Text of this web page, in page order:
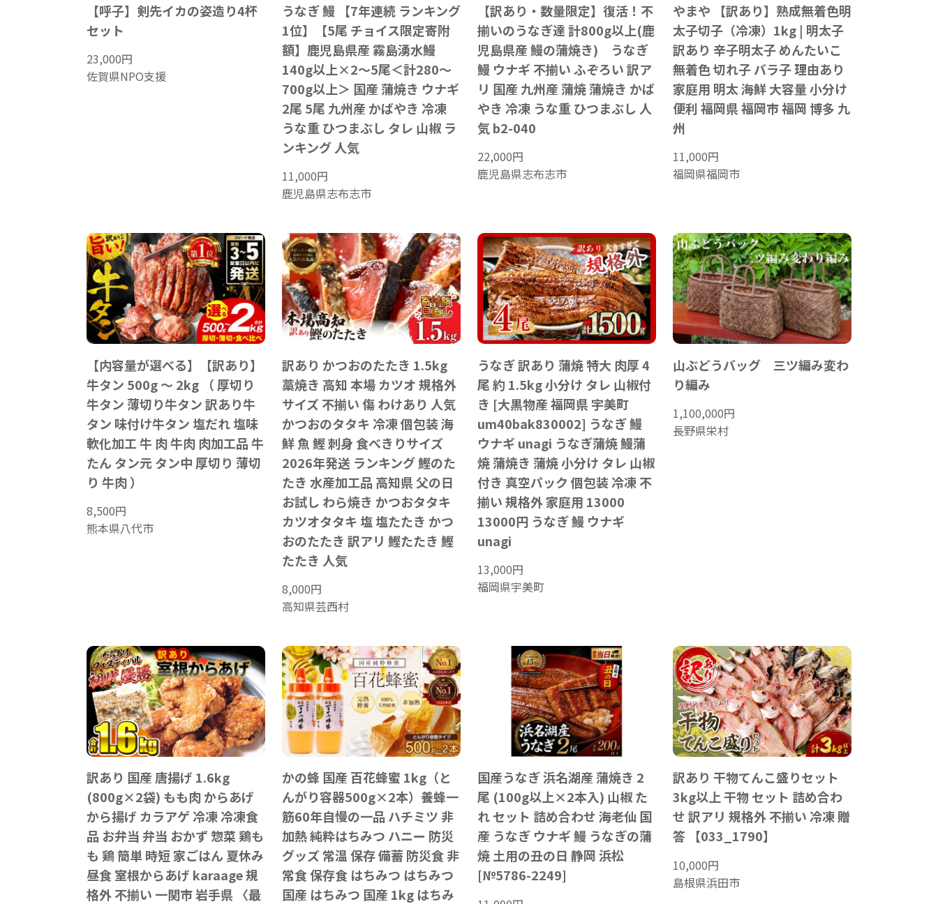
【呼子】剣先イカの姿造り4杯
セット
23,000円
佐賀県NPO支援
うなぎ 鰻 【7年連続 ランキング
1位】【5尾 チョイス限定寄附
額】鹿児島県産 霧島湧水鰻
140g以上×2～5尾＜計280～
700g以上＞ 国産 蒲焼き ウナギ
2尾 5尾 九州産 かばやき 冷凍
うな重 ひつまぶし タレ 山椒 ラ
ンキング 人気
11,000円
鹿児島県志布志市
【訳あり・数量限定】復活！不
揃いのうなぎ達 計800g以上(鹿
児島県産 鰻の蒲焼き) うなぎ
鰻 ウナギ 不揃い ふぞろい 訳ア
リ 国産 九州産 蒲焼 蒲焼き かば
やき 冷凍 うな重 ひつまぶし 人
気 b2-040
22,000円
鹿児島県志布志市
やまや 【訳あり】熟成無着色明
太子切子（冷凍）1kg | 明太子
訳あり 辛子明太子 めんたいこ
無着色 切れ子 バラ子 理由あり
家庭用 明太 海鮮 大容量 小分け
便利 福岡県 福岡市 福岡 博多 九
州
11,000円
福岡県福岡市
【内容量が選べる】【訳あり】
牛タン 500g ～ 2kg （ 厚切り
牛タン 薄切り牛タン 訳あり牛
タン 味付け牛タン 塩だれ 塩味
軟化加工 牛 肉 牛肉 肉加工品 牛
たん タン元 タン中 厚切り 薄切
り 牛肉 ）
8,500円
熊本県八代市
訳あり かつおのたたき 1.5kg
藁焼き 高知 本場 カツオ 規格外
サイズ 不揃い 傷 わけあり 人気
かつおのタタキ 冷凍 個包装 海
鮮 魚 鰹 刺身 食べきりサイズ
2026年発送 ランキング 鰹のた
たき 水産加工品 高知県 父の日
お試し わら焼き かつおタタキ
カツオタタキ 塩 塩たたき かつ
おのたたき 訳アリ 鰹たたき 鰹
たたき 人気
8,000円
高知県芸西村
うなぎ 訳あり 蒲焼 特大 肉厚 4
尾 約 1.5kg 小分け タレ 山椒付
き [大黒物産 福岡県 宇美町
um40bak830002] うなぎ 鰻
ウナギ unagi うなぎ蒲焼 鰻蒲
焼 蒲焼き 蒲焼 小分け タレ 山椒
付き 真空パック 個包装 冷凍 不
揃い 規格外 家庭用 13000
13000円 うなぎ 鰻 ウナギ
unagi
13,000円
福岡県宇美町
山ぶどうバッグ 三ツ編み変わ
り編み
1,100,000円
長野県栄村
訳あり 国産 唐揚げ 1.6kg
(800g×2袋) もも肉 からあげ
から揚げ カラアゲ 冷凍 冷凍食
品 お弁当 弁当 おかず 惣菜 鶏も
も 鶏 簡単 時短 家ごはん 夏休み
昼食 室根からあげ karaage 規
格外 不揃い 一関市 岩手県 〈最
かの蜂 国産 百花蜂蜜 1kg（と
んがり容器500g×2本）養蜂一
筋60年自慢の一品 ハチミツ 非
加熱 純粋はちみつ ハニー 防災
グッズ 常温 保存 備蓄 防災食 非
常食 保存食 はちみつ はちみつ
国産 はちみつ 国産 1kg はちみ
国産うなぎ 浜名湖産 蒲焼き 2
尾 (100g以上×2本入) 山椒 た
れ セット 詰め合わせ 海老仙 国
産 うなぎ ウナギ 鰻 うなぎの蒲
焼 土用の丑の日 静岡 浜松
[№5786-2249]
訳あり 干物てんこ盛りセット
3kg以上 干物 セット 詰め合わ
せ 訳アリ 規格外 不揃い 冷凍 贈
答 【033_1790】
10,000円
島根県浜田市